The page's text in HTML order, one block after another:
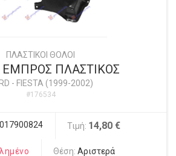
ΠΛΑΣΤΙΚΟΙ ΘΟΛΟΙ
ΠΛΑΣΤΙΚΟΣ
- FIESTA (1999-2002)
#176534
017900824 Τιμή: 14,80 €
Θέση:Αριστερά